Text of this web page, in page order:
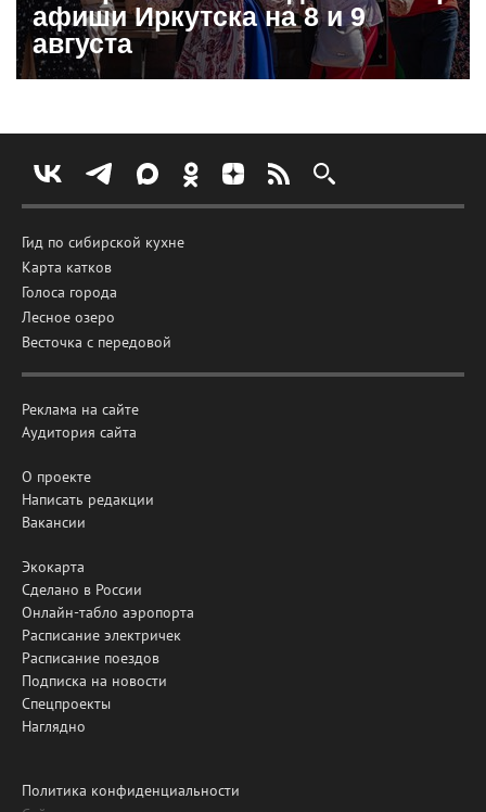
афиши Иркутска на 8 и 9
августа
Гид по сибирской кухне
Карта катков
Голоса города
Лесное озеро
Весточка с передовой
Реклама на сайте
Аудитория сайта
О проекте
Написать редакции
Вакансии
Экокарта
Сделано в России
Онлайн-табло аэропорта
Расписание электричек
Расписание поездов
Подписка на новости
Спецпроекты
Наглядно
Политика конфиденциальности